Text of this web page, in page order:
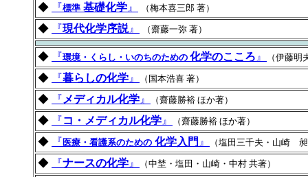
◆ 『標準 基礎化学 』 （梅本喜三郎 著）
◆ 『現代化学序説』 （齋藤一弥 著）
◆ 『環境・くらし・いのちのための 化学のこころ 』 （伊藤明
◆ 『暮らしの化学 』 （国本浩喜 著）
◆ 『 メディカル化学 』 （齋藤勝裕 ほか著）
◆ 『コ・メディカル化学 』 （齋藤勝裕 ほか著）
◆ 『 医療・看護系のための 化学入門 』 （塩田三千夫・山崎
◆ 『ナースの化学 』 （中埜・塩田・山崎・中村 共著）